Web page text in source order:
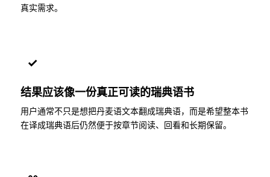
真实需求。
✓
结果应该像一份真正可读的瑞典语书
用户通常不只是想把丹麦语文本翻成瑞典语，而是希望整本书
在译成瑞典语后仍然便于按章节阅读、回看和长期保留。